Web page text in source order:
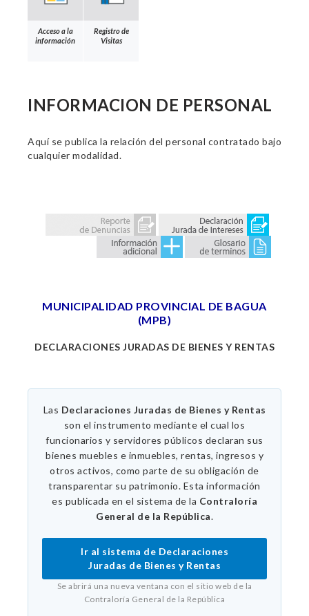
Acceso a la
información
Registro de
Visitas
INFORMACION DE PERSONAL
Aquí se publica la relación del personal contratado bajo
cualquier modalidad.
MUNICIPALIDAD PROVINCIAL DE BAGUA
(MPB)
DECLARACIONES JURADAS DE BIENES Y RENTAS
Las Declaraciones Juradas de Bienes y Rentas
son el instrumento mediante el cual los
funcionarios y servidores públicos declaran sus
bienes muebles e inmuebles, rentas, ingresos y
otros activos, como parte de su obligación de
transparentar su patrimonio. Esta información
es publicada en el sistema de la Contraloría
General de la República.
Ir al sistema de Declaraciones
Juradas de Bienes y Rentas
Se abrirá una nueva ventana con el sitio web de la
Contraloría General de la República